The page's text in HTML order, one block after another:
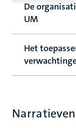
De
UM
Het